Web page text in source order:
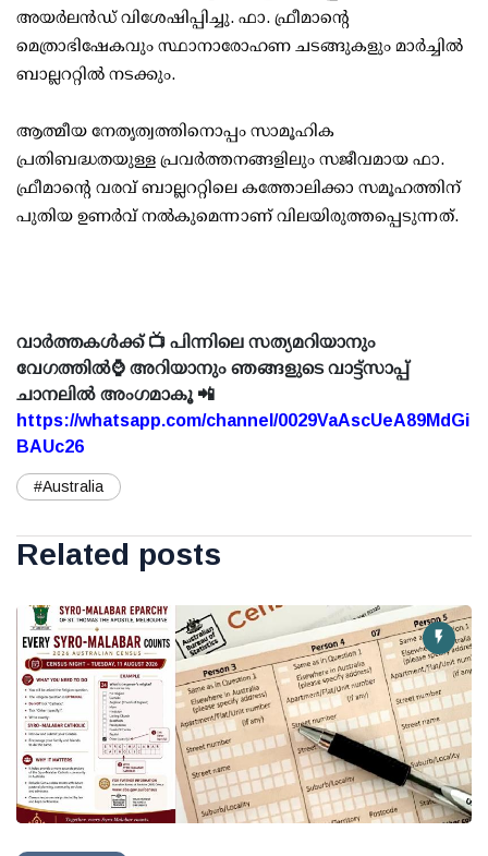
അയർലൻഡ് വിശേഷിപ്പിച്ചു. ഫാ. ഫ്രീമാന്റെ
മെത്രാഭിഷേകവും സ്ഥാനാരോഹണ ചടങ്ങുകളും മാർച്ചിൽ
ബാല്ലററ്റിൽ നടക്കും.
ആത്മീയ നേതൃത്വത്തിനൊപ്പം സാമൂഹിക
പ്രതിബദ്ധതയുള്ള പ്രവർത്തനങ്ങളിലും സജീവമായ ഫാ.
ഫ്രീമാന്റെ വരവ് ബാല്ലററ്റിലെ കത്തോലിക്കാ സമൂഹത്തിന്
പുതിയ ഉണർവ് നൽകുമെന്നാണ് വിലയിരുത്തപ്പെടുന്നത്.
വാർത്തകൾക്ക് 📺 പിന്നിലെ സത്യമറിയാനും
വേഗത്തിൽ⌚ അറിയാനും ഞങ്ങളുടെ വാട്ട്സാപ്പ്
ചാനലിൽ അംഗമാകൂ 📲
https://whatsapp.com/channel/0029VaAscUeA89MdGi
BAUc26
#Australia
Related posts